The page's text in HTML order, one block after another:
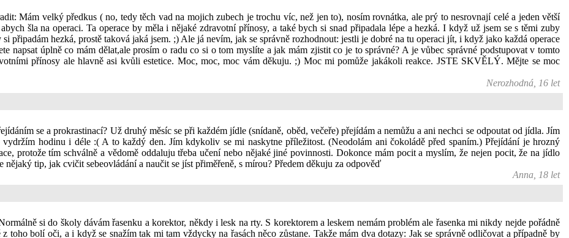
Mám velký předkus ( no, tedy těch vad na mojich zubech je trochu víc, než jen to), nosím rovnátka, ale prý to nesrovnají celé a jeden větší
šla na operaci. Ta operace by měla i nějaké zdravotní přínosy, a také bych si snad připadala lépe a hezká. I když už jsem se s těmi zuby
připadám hezká, prostě taková jaká jsem. ;) Ale já nevím, jak se správně rozhodnout: jestli je dobré na tu operaci jít, i když jako každá operace
napsat úplně co mám dělat,ale prosím o radu co si o tom myslíte a jak mám zjistit co je to správné? A je vůbec správné podstupovat v tomto
přínosy ale hlavně asi kvůli estetice. Moc, moc, moc vám děkuju. ;) Moc mi pomůže jakákoli reakce. JSTE SKVĚLÝ. Mějte se moc
Nerozhodná, 16 let
se a prokrastinací? Už druhý měsíc se při každém jídle (snídaně, oběd, večeře) přejídám a nemůžu a ani nechci se odpoutat od jídla. Jím
hodinu i déle :( A to každý den. Jím kdykoliv se mi naskytne příležitost. (Neodolám ani čokoládě před spaním.) Přejídání je hrozný
protože tím schválně a vědomě oddaluju třeba učení nebo nějaké jiné povinnosti. Dokonce mám pocit a myslím, že nejen pocit, že na jídlo
nějaký tip, jak cvičit sebeovládání a naučit se jíst přiměřeně, s mírou? Předem děkuju za odpověď
Anna, 18 let
si do školy dávám řasenku a korektor, někdy i lesk na rty. S korektorem a leskem nemám problém ale řasenka mi nikdy nejde pořádně
bolí oči, a i když se snažím tak mi tam vždycky na řasách něco zůstane. Takže mám dva dotazy: Jak se správně odličovat a případně by